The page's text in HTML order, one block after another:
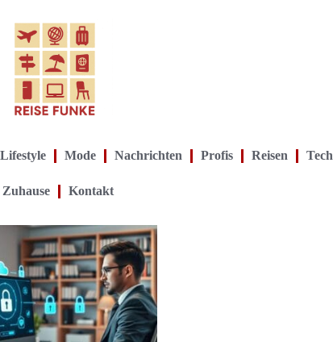
Lifestyle Mode Nachrichten Profis Reisen Tech
Zuhause Kontakt